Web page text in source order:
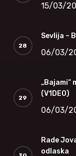
15/03/
Sevlija –
06/03/
„Bajami“
(V1DEO)
06/03/
Rade
odlaska